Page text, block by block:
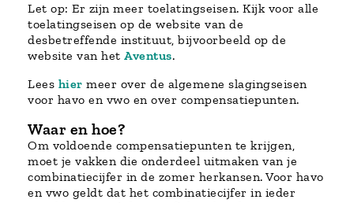
Let op: Er zijn meer toelatingseisen. Kijk voor alle
toelatingseisen op de website van de
desbetreffende instituut, bijvoorbeeld op de
website van het Aventus.
Lees hier meer over de algemene slagingseisen
voor havo en vwo en over compensatiepunten.
Waar en hoe?
Om voldoende compensatiepunten te krijgen,
moet je vakken die onderdeel uitmaken van je
combinatiecijfer in de zomer herkansen. Voor havo
en vwo geldt dat het combinatiecijfer in ieder